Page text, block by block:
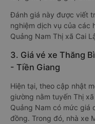
Đánh giá này được viết
nghiệm dịch vụ của các
Quảng Nam Thị xã Cai
3. Giá vé xe Thăng
- Tiền Giang
Hiện tại, theo cập nhật
giường nằm tuyến Thị
Quảng Nam có mức
đồng. Trong đó, nhà xe